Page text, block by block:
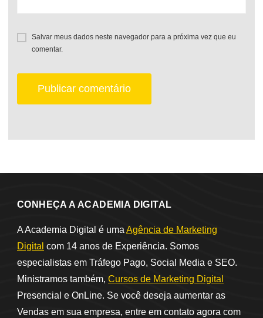
Salvar meus dados neste navegador para a próxima vez que eu
comentar.
CONHEÇA A ACADEMIA DIGITAL
A Academia Digital é uma Agência de Marketing
Digital com 14 anos de Experiência. Somos
especialistas em Tráfego Pago, Social Media e SEO.
Ministramos também, Cursos de Marketing Digital
Presencial e OnLine. Se você deseja aumentar as
Vendas em sua empresa, entre em contato agora com